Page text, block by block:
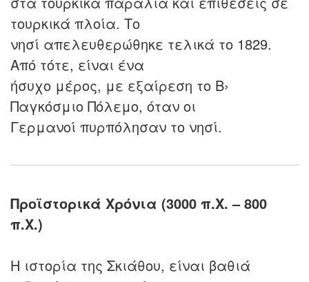
τουρκικά πλοία. Το
νησί απελευθερώθηκε τελικά το 1829.
Από τότε, είναι ένα
ήσυχο μέρος, με εξαίρεση το Β›
Παγκόσμιο Πόλεμο, όταν οι
Γερμανοί πυρπόλησαν το νησί.
Προϊστορικά Χρόνια (3000 π.Χ. – 800
π.Χ.)
Η ιστορία της Σκιάθου, είναι βαθιά